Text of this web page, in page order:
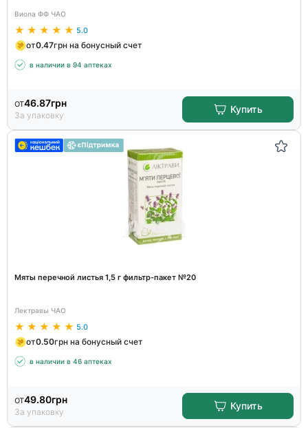
Виола ФФ ЧАО
5.0
от0.47грн на бонусный счет
в наличии в 94 аптеках
от46.87грн
За упаковку
Купить
Мяты перечной листья 1,5 г фильтр-пакет №20
Лектравы ЧАО
5.0
от0.50грн на бонусный счет
в наличии в 46 аптеках
от49.80грн
За упаковку
Купить